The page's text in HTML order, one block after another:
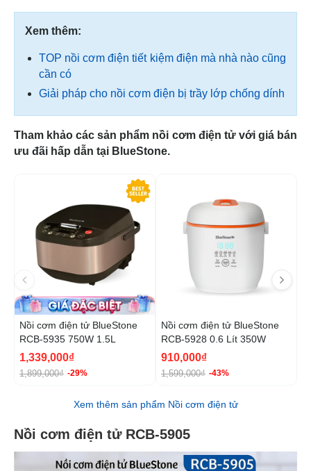
Xem thêm:
TOP nồi cơm điện tiết kiệm điện mà nhà nào cũng
cần có
Giải pháp cho nồi cơm điện bị trầy lớp chống dính
Tham khảo các sản phẩm nồi cơm điện tử với giá bán
ưu đãi hấp dẫn tại BlueStone.
Nồi cơm điện tử BlueStone
RCB-5935 750W 1.5L
1,339,000₫
1,899,000₫ -29%
Nồi cơm điện tử BlueStone
RCB-5928 0.6 Lít 350W
910,000₫
1,599,000₫ -43%
Xem thêm sản phẩm Nồi cơm điện tử
Nồi cơm điện tử RCB-5905